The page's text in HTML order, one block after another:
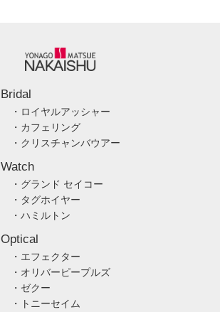
Bridal
・ロイヤルアッシャー
・カフェリング
・クリスチャンバウアー
Watch
・グランド セイコー
・タグホイヤー
・ハミルトン
Optical
・エフェクター
・オリバーピープルズ
・ゼクー
・トニーセイム